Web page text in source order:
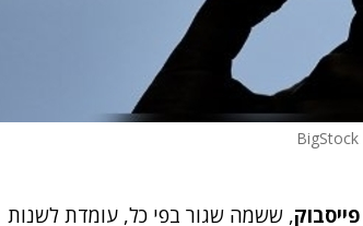
פייסבוק, ששמה שגור בפי כל, עומדת לשנות